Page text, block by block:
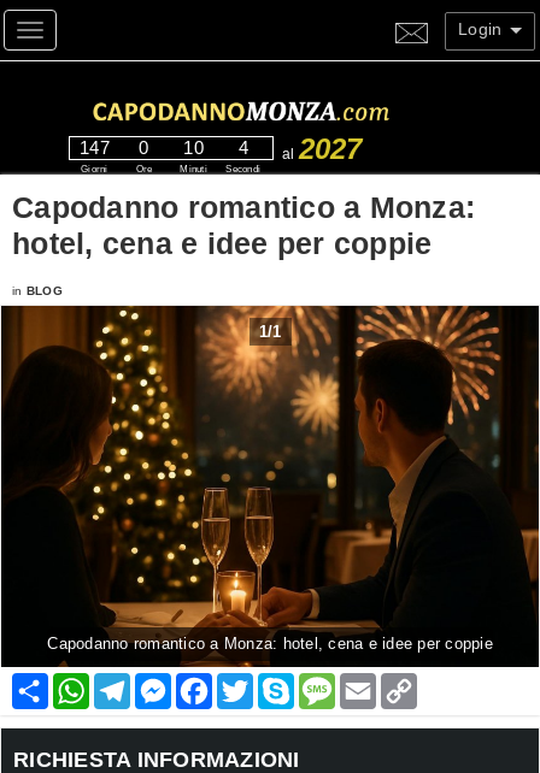
Toggle navigation Login
147
Giorni
0
Ore
10
Minuti
3
Secondi
al 2027
Capodanno romantico a Monza:
hotel, cena e idee per coppie
in BLOG
1/1
Capodanno romantico a Monza: hotel, cena e idee per coppie
Condividi
WhatsApp
Telegram
Messenger
Facebook
TwitterSkypeMessage
Email
RICHIESTA INFORMAZIONI